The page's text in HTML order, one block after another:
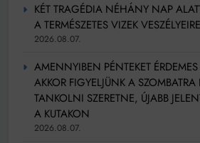
KÉT TRAGÉDIA NÉHÁNY NAP
A TERMÉSZETES VIZEK
2026.08.07.
AMENNYIBEN PÉNTEKET
AKKOR FIGYELJÜNK A
TANKOLNI SZERETNE, ÚJABB
A KUTAKON
2026.08.07.